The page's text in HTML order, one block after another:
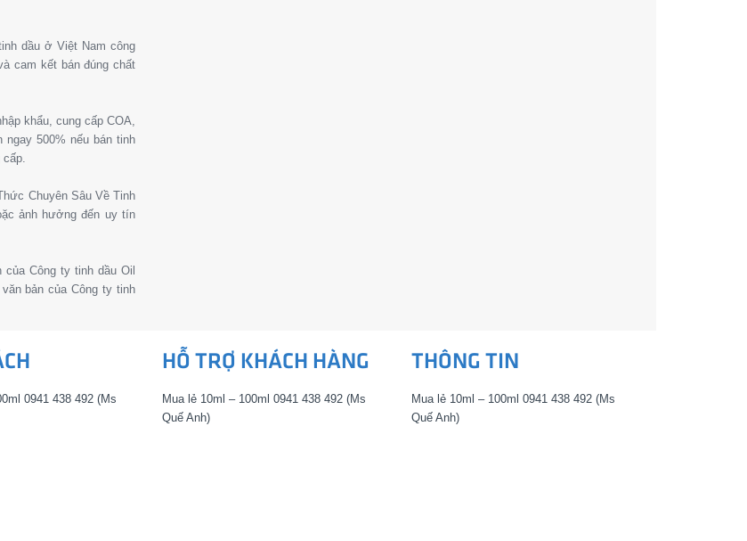
dầu ở Việt Nam công
cam kết bán đúng chất
khẩu, cung cấp COA,
500% nếu bán tinh
Chuyên Sâu Về Tinh
ảnh hưởng đến uy tín
của Công ty tinh dầu Oil
bản của Công ty tinh
0941 438 492 (Ms
HỖ TRỢ KHÁCH HÀNG
Mua lẻ 10ml – 100ml 0941 438 492 (Ms
Quế Anh)
THÔNG TIN
Mua lẻ 10ml – 100ml 0941 438 492 (Ms
Quế Anh)